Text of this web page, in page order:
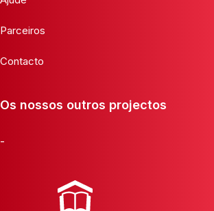
Parceiros
Contacto
Os nossos outros projectos
-